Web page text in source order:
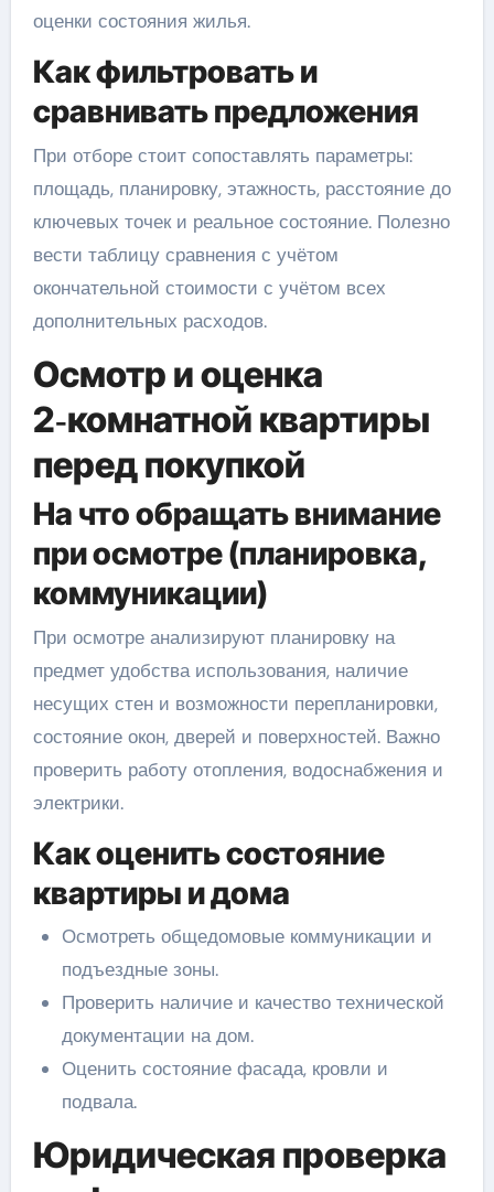
оценки состояния жилья.
Как фильтровать и
сравнивать предложения
При отборе стоит сопоставлять параметры:
площадь, планировку, этажность, расстояние до
ключевых точек и реальное состояние. Полезно
вести таблицу сравнения с учётом
окончательной стоимости с учётом всех
дополнительных расходов.
Осмотр и оценка
2‑комнатной квартиры
перед покупкой
На что обращать внимание
при осмотре (планировка,
коммуникации)
При осмотре анализируют планировку на
предмет удобства использования, наличие
несущих стен и возможности перепланировки,
состояние окон, дверей и поверхностей. Важно
проверить работу отопления, водоснабжения и
электрики.
Как оценить состояние
квартиры и дома
Осмотреть общедомовые коммуникации и
подъездные зоны.
Проверить наличие и качество технической
документации на дом.
Оценить состояние фасада, кровли и
подвала.
Юридическая проверка